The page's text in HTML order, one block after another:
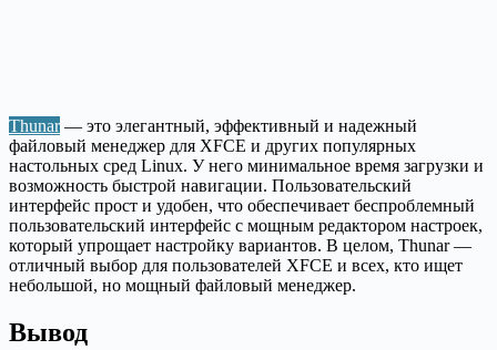
Thunar — это элегантный, эффективный и надежный
файловый менеджер для XFCE и других популярных
настольных сред Linux. У него минимальное время загрузки и
возможность быстрой навигации. Пользовательский
интерфейс прост и удобен, что обеспечивает беспроблемный
пользовательский интерфейс с мощным редактором настроек,
который упрощает настройку вариантов. В целом, Thunar —
отличный выбор для пользователей XFCE и всех, кто ищет
небольшой, но мощный файловый менеджер.
Вывод